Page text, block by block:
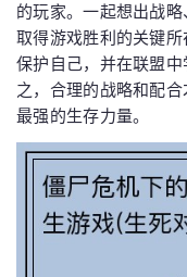
的玩家。一起想出战
取得游戏胜利的关键
保护自己，并在联盟
之，合理的战略和配
最强的生存力量。